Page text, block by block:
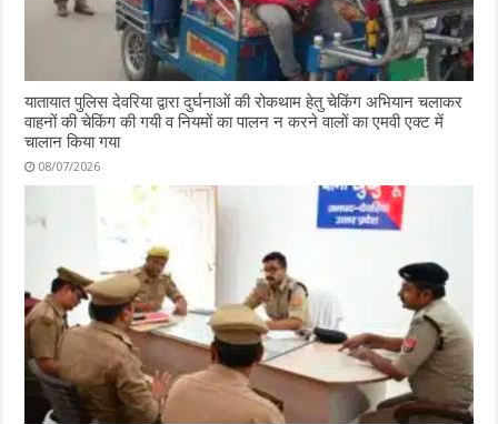
यातायात पुलिस देवरिया द्वारा दुर्घनाओं की रोकथाम हेतु चेकिंग अभियान चलाकर
वाहनों की चेकिंग की गयी व नियमों का पालन न करने वालों का एमवी एक्ट में
चालान किया गया
08/07/2026